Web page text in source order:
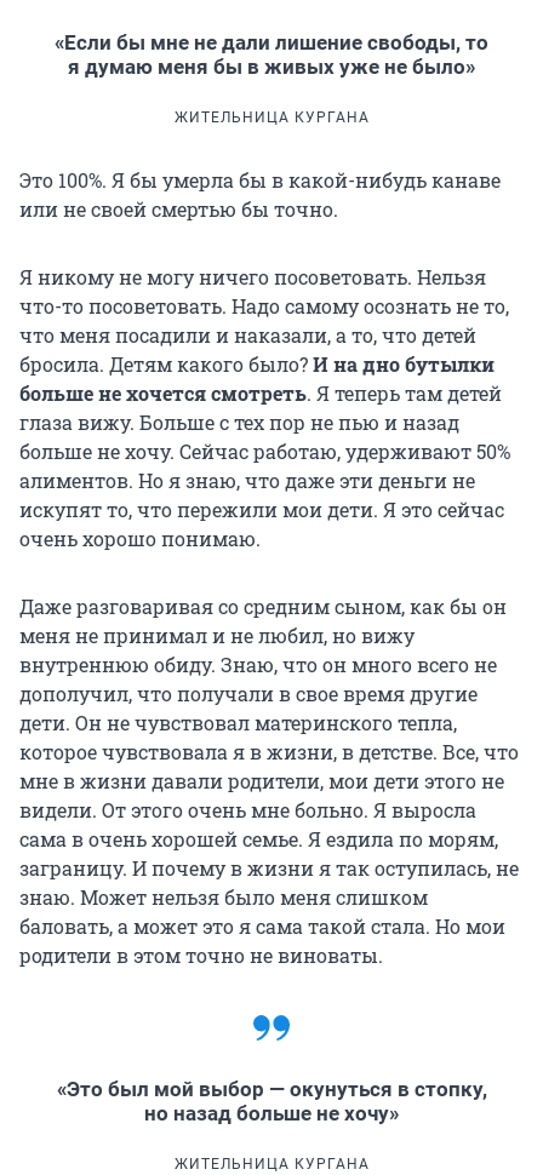
«Если бы мне не дали лишение свободы, то
я думаю меня бы в живых уже не было»
ЖИТЕЛЬНИЦА КУРГАНА
Это 100%. Я бы умерла бы в какой-нибудь канаве
или не своей смертью бы точно.
Я никому не могу ничего посоветовать. Нельзя
что-то посоветовать. Надо самому осознать не то,
что меня посадили и наказали, а то, что детей
бросила. Детям какого было?И на дно бутылки
больше не хочется смотреть. Я теперь там детей
глаза вижу. Больше с тех пор не пью и назад
больше не хочу. Сейчас работаю, удерживают 50%
алиментов. Но я знаю, что даже эти деньги не
искупят то, что пережили мои дети. Я это сейчас
очень хорошо понимаю.
Даже разговаривая со средним сыном, как бы он
меня не принимал и не любил, но вижу
внутреннюю обиду. Знаю, что он много всего не
дополучил, что получали в свое время другие
дети. Он не чувствовал материнского тепла,
которое чувствовала я в жизни, в детстве. Все, что
мне в жизни давали родители, мои дети этого не
видели. От этого очень мне больно. Я выросла
сама в очень хорошей семье. Я ездила по морям,
заграницу. И почему в жизни я так оступилась, не
знаю. Может нельзя было меня слишком
баловать, а может это я сама такой стала. Но мои
родители в этом точно не виноваты.
«Это был мой выбор — окунуться в стопку,
но назад больше не хочу»
ЖИТЕЛЬНИЦА КУРГАНА